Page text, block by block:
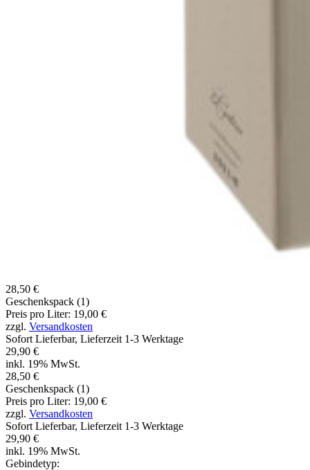
28,50 €
Geschenkspack (1)
Preis pro Liter: 19,00 €
zzgl. Versandkosten
Sofort Lieferbar, Lieferzeit 1-3 Werktage
29,90 €
inkl. 19% MwSt.
28,50 €
Geschenkspack (1)
Preis pro Liter: 19,00 €
zzgl. Versandkosten
Sofort Lieferbar, Lieferzeit 1-3 Werktage
29,90 €
inkl. 19% MwSt.
Gebindetyp: